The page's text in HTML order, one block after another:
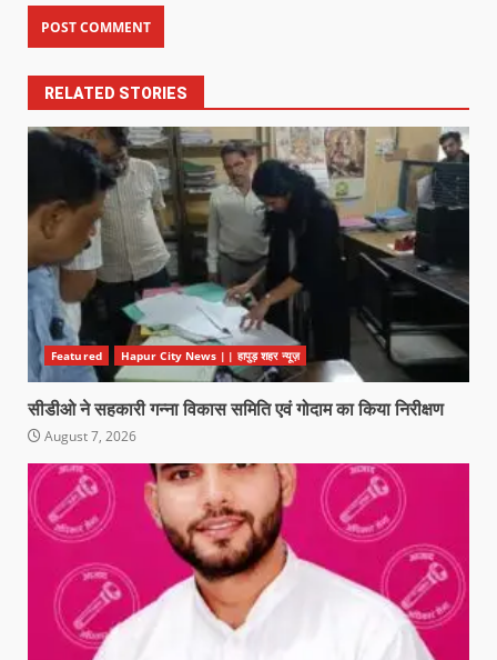
RELATED STORIES
Featured Hapur City News || हापुड़ शहर न्यूज़
सीडीओ ने सहकारी गन्ना विकास समिति एवं गोदाम का किया निरीक्षण
August 7, 2026